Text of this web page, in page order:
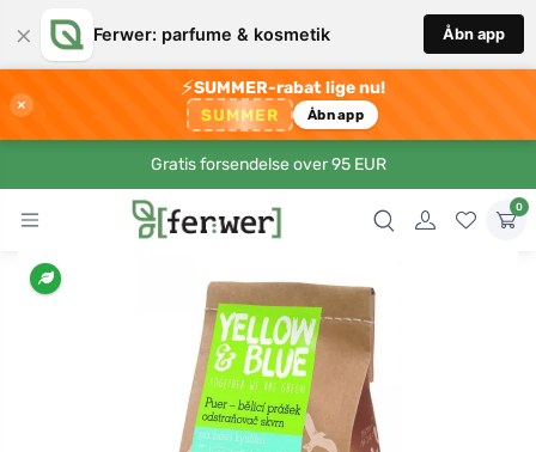
× Ferwer: parfume & kosmetik Åbn app
×
⚡SUMMER-rabat lige nu!
SUMMER Åbn app
Gratis forsendelse over 95 EUR
0